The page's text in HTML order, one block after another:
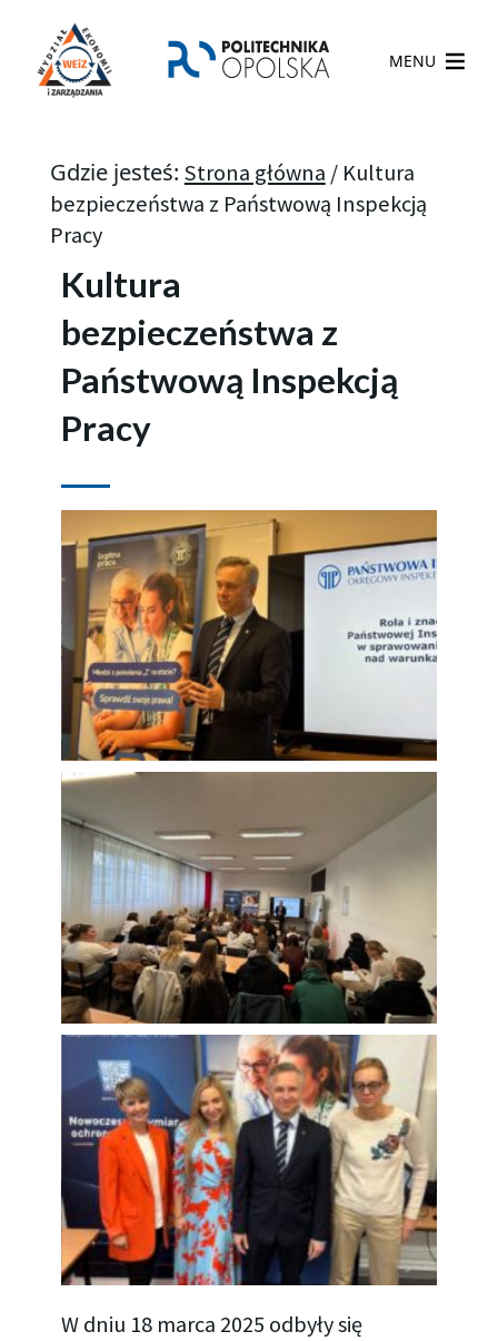
MENU
Gdzie jesteś: Strona główna / Kultura
bezpieczeństwa z Państwową Inspekcją
Pracy​
Kultura
bezpieczeństwa z
Państwową Inspekcją
Pracy
W dniu 18 marca 2025 odbyły się